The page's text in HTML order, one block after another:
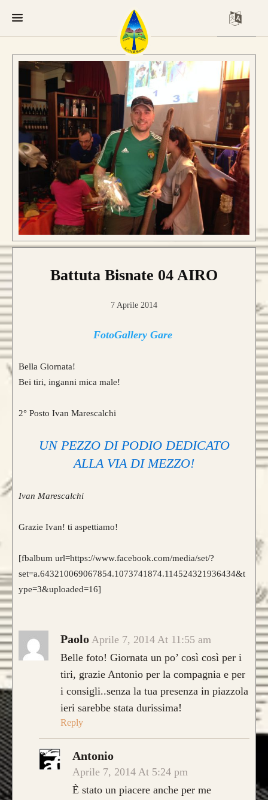
Battuta Bisnate 04 AIRO
7 Aprile 2014
FotoGallery Gare
Bella Giornata!
Bei tiri, inganni mica male!
2° Posto Ivan Marescalchi
UN PEZZO DI PODIO DEDICATO
ALLA VIA DI MEZZO!
Ivan Marescalchi
Grazie Ivan! ti aspettiamo!
[fbalbum url=https://www.facebook.com/media/set/?
set=a.643210069067854.1073741874.114524321936434&t
ype=3&uploaded=16]
Paolo Aprile 7, 2014 At 11:55 am
Belle foto! Giornata un po’ così così per i
tiri, grazie Antonio per la compagnia e per
i consigli..senza la tua presenza in piazzola
ieri sarebbe stata durissima!
Reply
Antonio
Aprile 7, 2014 At 5:24 pm
È stato un piacere anche per me